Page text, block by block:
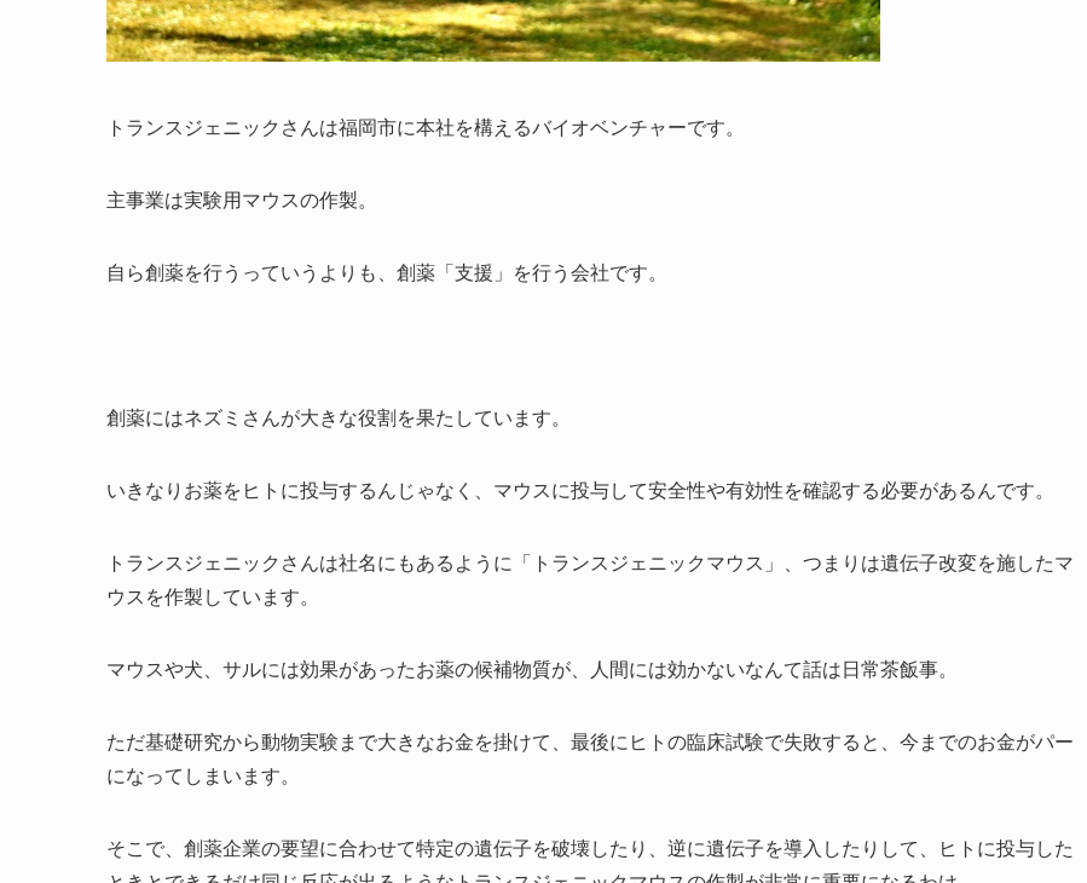
トランスジェニックさんは福岡市に本社を構えるバイオベンチャーです。
主事業は実験用マウスの作製。
自ら創薬を行うっていうよりも、創薬「支援」を行う会社です。
創薬にはネズミさんが大きな役割を果たしています。
いきなりお薬をヒトに投与するんじゃなく、マウスに投与して安全性や有効性を確認する必要があるんです。
トランスジェニックさんは社名にもあるように「トランスジェニックマウス」、つまりは遺伝子改変を施したマ
ウスを作製しています。
マウスや犬、サルには効果があったお薬の候補物質が、人間には効かないなんて話は日常茶飯事。
ただ基礎研究から動物実験まで大きなお金を掛けて、最後にヒトの臨床試験で失敗すると、今までのお金がパー
になってしまいます。
そこで、創薬企業の要望に合わせて特定の遺伝子を破壊したり、逆に遺伝子を導入したりして、ヒトに投与した